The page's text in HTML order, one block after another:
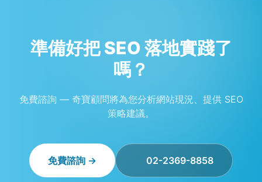
準備好把 SEO 落地實踐了
嗎？
免費諮詢 — 奇寶顧問將為您分析網站現況、提供 SEO
策略建議。
免費諮詢 → 02-2369-8858